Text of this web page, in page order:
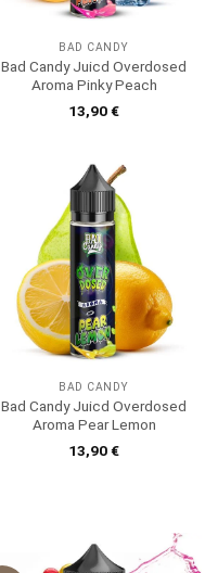
BAD CANDY
Bad Candy Juicd Overdosed
Aroma Pinky Peach
13,90€
BAD CANDY
Bad Candy Juicd Overdosed
Aroma Pear Lemon
13,90€